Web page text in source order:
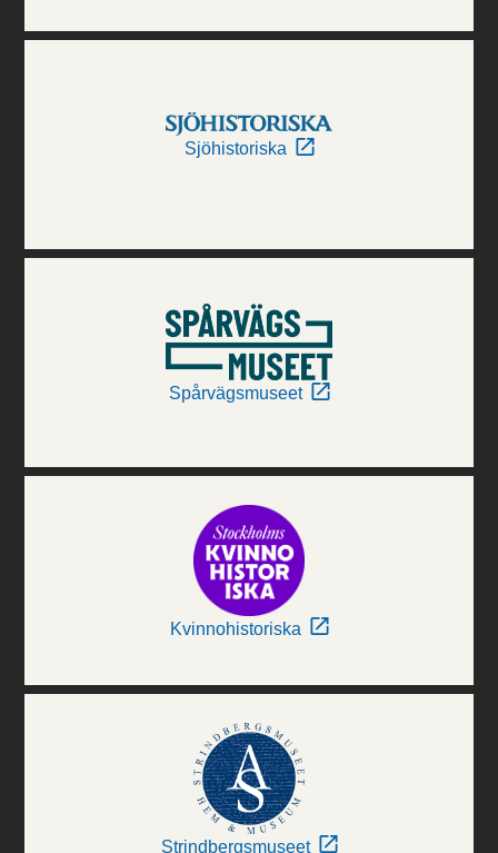
Sjöhistoriska
Spårvägsmuseet
Kvinnohistoriska
Strindbergsmuseet